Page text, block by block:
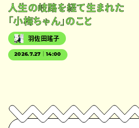
人生の岐路を経て生まれた
「小梅ちゃん」のこと
羽佐田瑤子
2026.7.27｜14:00